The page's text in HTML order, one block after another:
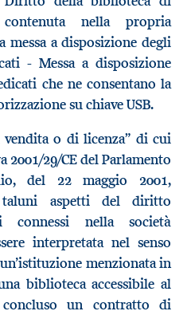
contenuta nella propria
a disposizione degli
- Messa a disposizione
che ne consentano la
su chiave USB.
o di licenza” di cui
2001/29/CE del Parlamento
del 22 maggio 2001,
taluni aspetti del diritto
nella società
interpretata nel senso
menzionata in
biblioteca accessibile al
un contratto di